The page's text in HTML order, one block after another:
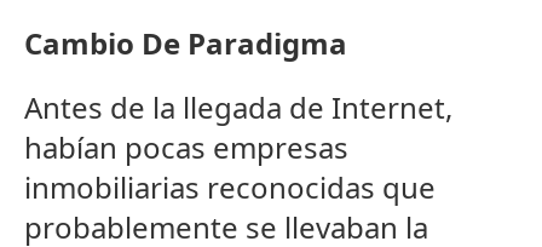
Cambio De Paradigma
Antes de la llegada de Internet,
habían pocas empresas
inmobiliarias reconocidas que
probablemente se llevaban la